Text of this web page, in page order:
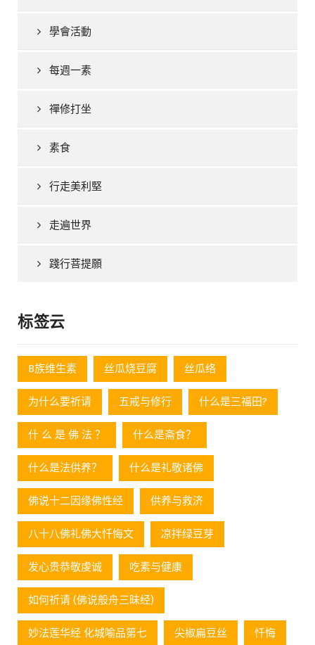
學會活動
每週一素
禪修打坐
素食
行走美利堅
走遍世界
踐行菩提願
标签云
B族维生素 丝瓜烧豆腐 丝瓜络
为什么要祈请 五戒与修行 什么是三福田?
什 么 是 佛 法 ？ 什么是斋食？
什么是法供养？ 什么是礼敬诸佛
佛说十二因缘佛性经 供养与救济
八十八佛礼佛大忏悔文 凉拌绿豆芽
发心贵恭敬虔诚 吃素与健康
如何祈请 (佛说般舟三昧经)
妙法莲华经 化城喻品第七 尖椒扁豆丝 忏悔